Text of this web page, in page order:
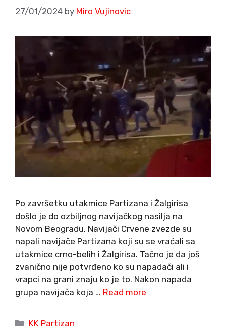
27/01/2024 by Miro Vujinovic
Po završetku utakmice Partizana i Žalgirisa
došlo je do ozbiljnog navijačkog nasilja na
Novom Beogradu. Navijači Crvene zvezde su
napali navijače Partizana koji su se vraćali sa
utakmice crno-belih i Žalgirisa. Tačno je da još
zvanično nije potvrđeno ko su napadači ali i
vrapci na grani znaju ko je to. Nakon napada
grupa navijača koja … Read more
Categories
KK Partizan